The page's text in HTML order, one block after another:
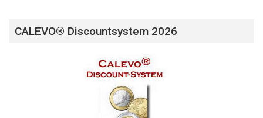
CALEVO® Discountsystem 2026